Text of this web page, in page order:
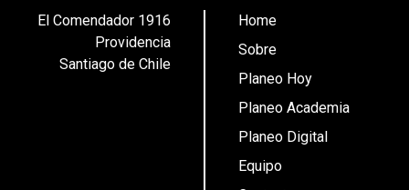
El Comendador 1916
Providencia
Santiago de Chile
Home
Sobre
Planeo Hoy
Planeo Academia
Planeo Digital
Equipo